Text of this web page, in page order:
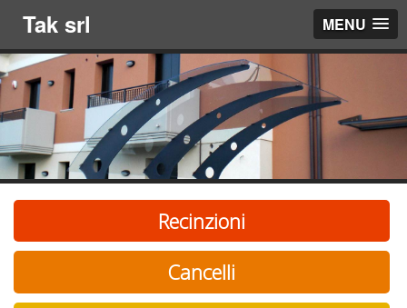
Tak srl MENU
Recinzioni
Cancelli